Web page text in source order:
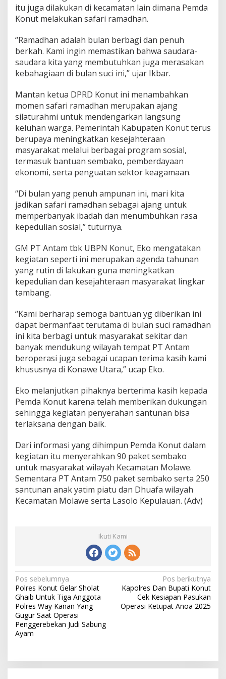
itu juga dilakukan di kecamatan lain dimana Pemda
Konut melakukan safari ramadhan.
“Ramadhan adalah bulan berbagi dan penuh
berkah. Kami ingin memastikan bahwa saudara-
saudara kita yang membutuhkan juga merasakan
kebahagiaan di bulan suci ini,” ujar Ikbar.
Mantan ketua DPRD Konut ini menambahkan
momen safari ramadhan merupakan ajang
silaturahmi untuk mendengarkan langsung
keluhan warga. Pemerintah Kabupaten Konut terus
berupaya meningkatkan kesejahteraan
masyarakat melalui berbagai program sosial,
termasuk bantuan sembako, pemberdayaan
ekonomi, serta penguatan sektor keagamaan.
“Di bulan yang penuh ampunan ini, mari kita
jadikan safari ramadhan sebagai ajang untuk
memperbanyak ibadah dan menumbuhkan rasa
kepedulian sosial,” tuturnya.
GM PT Antam tbk UBPN Konut, Eko mengatakan
kegiatan seperti ini merupakan agenda tahunan
yang rutin di lakukan guna meningkatkan
kepedulian dan kesejahteraan masyarakat lingkar
tambang.
“Kami berharap semoga bantuan yg diberikan ini
dapat bermanfaat terutama di bulan suci ramadhan
ini kita berbagi untuk masyarakat sekitar dan
banyak mendukung wilayah tempat PT Antam
beroperasi juga sebagai ucapan terima kasih kami
khususnya di Konawe Utara,” ucap Eko.
Eko melanjutkan pihaknya berterima kasih kepada
Pemda Konut karena telah memberikan dukungan
sehingga kegiatan penyerahan santunan bisa
terlaksana dengan baik.
Dari informasi yang dihimpun Pemda Konut dalam
kegiatan itu menyerahkan 90 paket sembako
untuk masyarakat wilayah Kecamatan Molawe.
Sementara PT Antam 750 paket sembako serta 250
santunan anak yatim piatu dan Dhuafa wilayah
Kecamatan Molawe serta Lasolo Kepulauan. (Adv)
Ikuti Kami
N
a
v
i
g
s
Pos sebelumnya
Polres Konut Gelar Sholat
Ghaib Untuk Tiga Anggota
Polres Way Kanan Yang
Gugur Saat Operasi
Penggerebekan Judi Sabung
Ayam
Pos berikutnya
Kapolres Dan Bupati Konut
Cek Kesiapan Pasukan
Operasi Ketupat Anoa 2025